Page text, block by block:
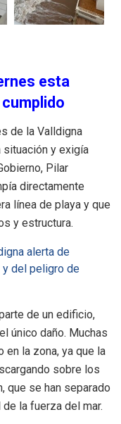
esta
de la Valldigna
situación y exigía
Pilar
directamente
línea de playa y que
y estructura.
alerta de
y del peligro de
de un edificio,
único daño. Muchas
en la zona, ya que la
sobre los
que se han separado
la fuerza del mar.